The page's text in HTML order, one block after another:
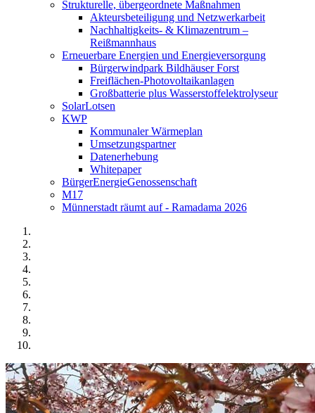
Strukturelle, übergeordnete Maßnahmen
Akteursbeteiligung und Netzwerkarbeit
Nachhaltigkeits- & Klimazentrum –
Reißmannhaus
Erneuerbare Energien und Energieversorgung
Bürgerwindpark Bildhäuser Forst
Freiflächen-Photovoltaikanlagen
Großbatterie plus Wasserstoffelektrolyseur
SolarLotsen
KWP
Kommunaler Wärmeplan
Umsetzungspartner
Datenerhebung
Whitepaper
BürgerEnergieGenossenschaft
M17
Münnerstadt räumt auf - Ramadama 2026